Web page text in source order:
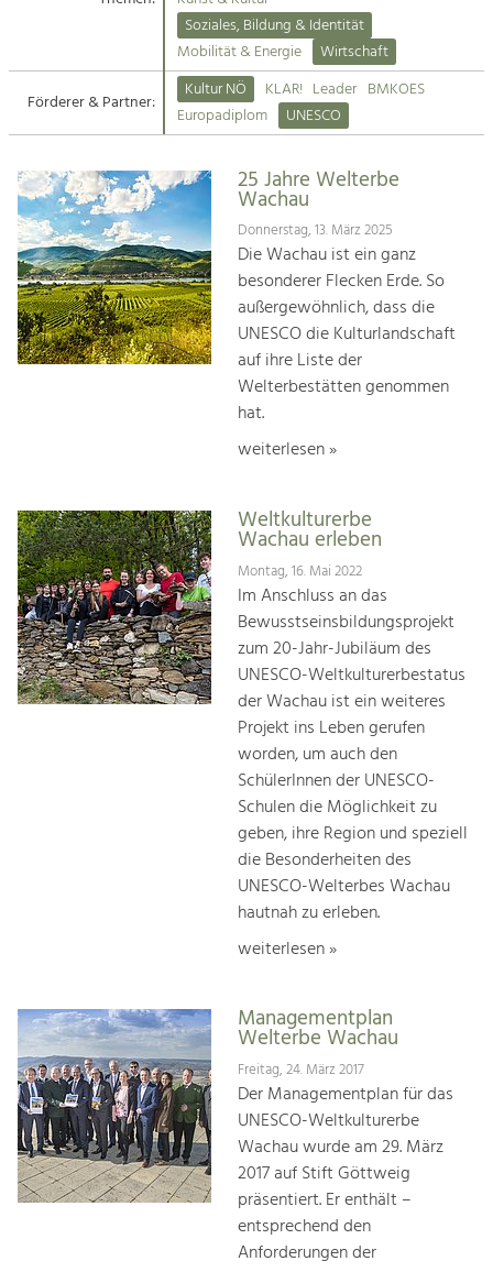
Suche
Impressum
Kontakt
Angebotsentwicklung und
Handwerk, Wissenschaft und Forschung.
Soziales, Bildung &
Identität
Gleichberechtigung, Jugend und
Integration
Mobilität & Energie
Klimawandel, öffentlicher Verkehr und
Steigerung regionaler Wertschöpfung
Soziales, Bildung & Identität
Mobilität & Energie
Wirtschaft
Förderer & Partner:
Kultur NÖ KLAR! Leader BMKOES
Europadiplom
UNESCO
25 Jahre Welterbe
Wachau
Donnerstag, 13. März 2025
Die Wachau ist ein ganz
besonderer Flecken Erde. So
außergewöhnlich, dass die
UNESCO die Kulturlandschaft
auf ihre Liste der
Welterbestätten genommen
hat.
weiterlesen »
Weltkulturerbe
Wachau erleben
Montag, 16. Mai 2022
Im Anschluss an das
Bewusstseinsbildungsprojekt
zum 20-Jahr-Jubiläum des
UNESCO-Weltkulturerbestatus
der Wachau ist ein weiteres
Projekt ins Leben gerufen
worden, um auch den
SchülerInnen der UNESCO-
Schulen die Möglichkeit zu
geben, ihre Region und speziell
die Besonderheiten des
UNESCO-Welterbes Wachau
hautnah zu erleben.
weiterlesen »
Managementplan
Welterbe Wachau
Freitag, 24. März 2017
Der Managementplan für das
UNESCO-Weltkulturerbe
Wachau wurde am 29. März
2017 auf Stift Göttweig
präsentiert. Er enthält –
entsprechend den
Anforderungen der